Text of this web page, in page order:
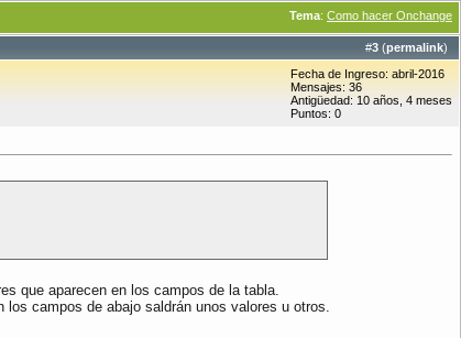
Tema: Como hacer Onchange
#3 (permalink)
Fecha de Ingreso: abril-2016
Mensajes: 36
Antigüedad: 10 años, 4 meses
Puntos: 0
que aparecen en los campos de la tabla.
campos de abajo saldrán unos valores u otros.